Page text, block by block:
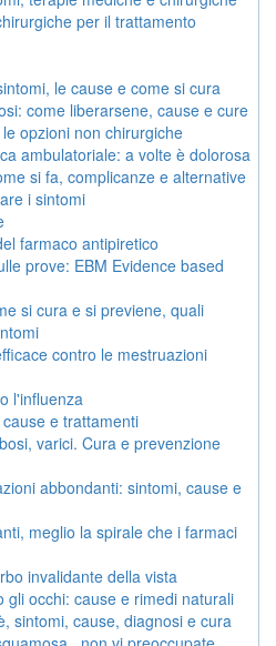
per il trattamento
le cause e come si cura
come liberarsene, cause e cure
opzioni non chirurgiche
ambulatoriale: a volte è dolorosa
si fa, complicanze e alternative
i sintomi
farmaco antipiretico
prove: EBM Evidence based
si cura e si previene, quali
contro le mestruazioni
l'influenza
e trattamenti
varici. Cura e prevenzione
abbondanti: sintomi, cause e
meglio la spirale che i farmaci
invalidante della vista
gli occhi: cause e rimedi naturali
sintomi, cause, diagnosi e cura